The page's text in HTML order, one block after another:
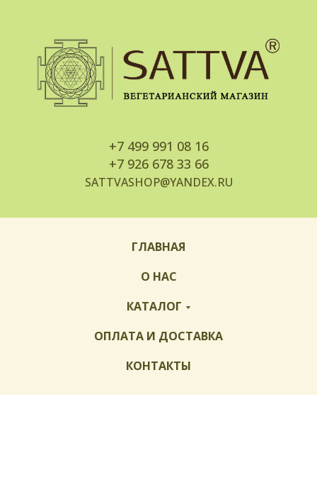
+7 499 991 08 16
+7 926 678 33 66
SATTVASHOP@YANDEX.RU
ГЛАВНАЯ
О НАС
КАТАЛОГ
ОПЛАТА И ДОСТАВКА
КОНТАКТЫ